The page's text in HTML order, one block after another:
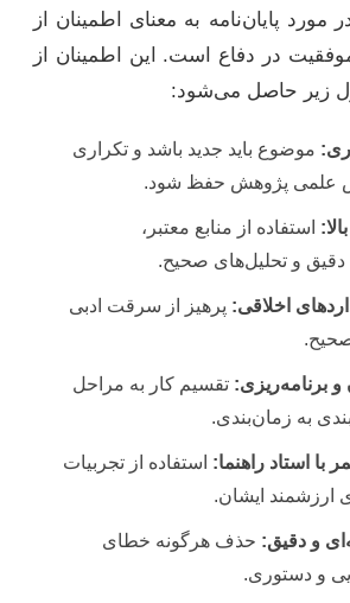
مورد پایان‌نامه به معنای اطمینان از
در دفاع است. این اطمینان از
زیر حاصل می‌شود:
موضوع باید جدید باشد و تکراری
علمی پژوهش حفظ شود.
استفاده از منابع معتبر،
و تحلیل‌های صحیح.
اخلاقی: پرهیز از سرقت ادبی
برنامه‌ریزی: تقسیم کار به مراحل
به زمان‌بندی.
با استاد راهنما: استفاده از تجربیات
ارزشمند ایشان.
و دقیق: حذف هرگونه خطای
و دستوری.